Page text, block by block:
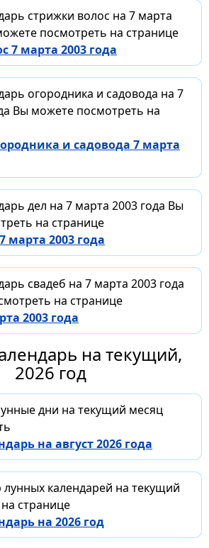
стрижки волос на 7 марта
посмотреть на странице
7 марта 2003 года
огородника и садовода на 7
Вы можете посмотреть на
и садовода 7 марта
дел на 7 марта 2003 года Вы
на странице
марта 2003 года
свадеб на 7 марта 2003 года
на странице
2003 года
на текущий,
2026 год
дни на текущий месяц
на август 2026 года
календарей на текущий
странице
на 2026 год